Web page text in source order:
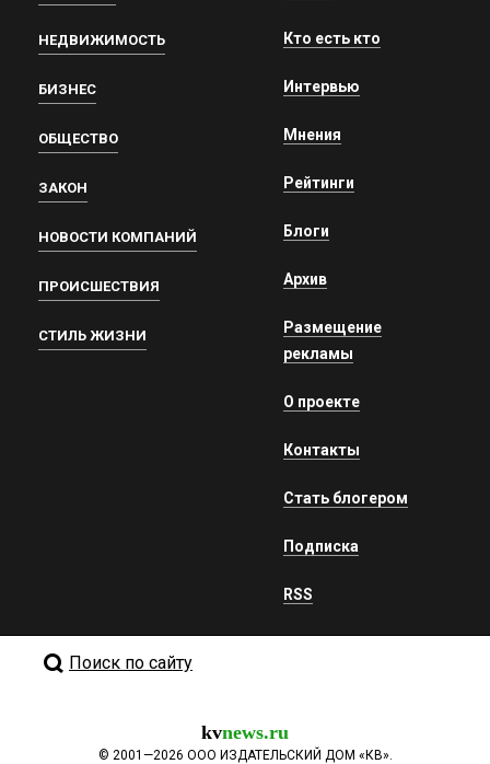
НЕДВИЖИМОСТЬ
БИЗНЕС
ОБЩЕСТВО
ЗАКОН
НОВОСТИ КОМПАНИЙ
ПРОИСШЕСТВИЯ
СТИЛЬ ЖИЗНИ
Кто есть кто
Интервью
Мнения
Рейтинги
Блоги
Архив
Размещение
рекламы
О проекте
Контакты
Стать блогером
Подписка
RSS
Поиск по сайту
kvnews.ru
© 2001—2026 ООО ИЗДАТЕЛЬСКИЙ ДОМ «КВ».